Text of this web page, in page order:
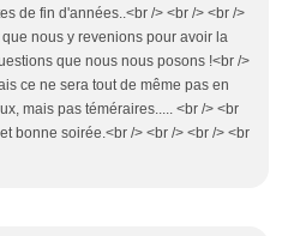
de fin d'années..<br /> <br /> <br />
que nous y revenions pour avoir la
que nous nous posons !<br />
ce ne sera tout de même pas en
mais pas téméraires..... <br /> <br
bonne soirée.<br /> <br /> <br /> <br